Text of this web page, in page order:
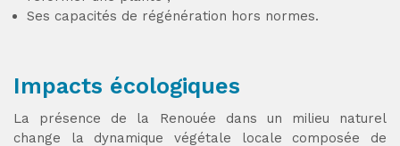
Ses capacités de régénération hors normes.
Impacts écologiques
La présence de la Renouée dans un milieu naturel
change la dynamique végétale locale composée de